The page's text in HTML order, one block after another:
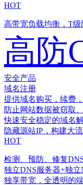
HOT
高带宽负载均衡，T级
高防
安全产品
域名注册
提供域名购买，续费
防止网站数据被窃取
快速安全稳定的域名
隐藏源站IP，构建大
HOT
检测、预防、修复
独立DNS服务器+独立
独享带宽，全透明的